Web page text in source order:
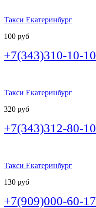
Такси Екатеринбург
100 руб
+7(343)310-10-10
Такси Екатеринбург
320 руб
+7(343)312-80-10
Такси Екатеринбург
130 руб
+7(909)000-60-17